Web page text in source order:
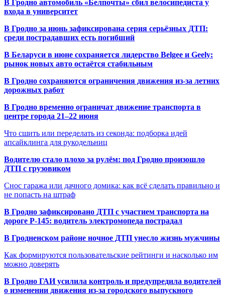
В Гродно автомобиль «Белпочты» сбил велосипедиста у
входа в университет
В Гродно за июнь зафиксирована серия серьёзных ДТП:
среди пострадавших есть погибший
В Беларуси в июне сохраняется лидерство Belgee и Geely:
рынок новых авто остаётся стабильным
В Гродно сохраняются ограничения движения из-за летних
дорожных работ
В Гродно временно ограничат движение транспорта в
центре города 21–22 июня
Что сшить или переделать из секонда: подборка идей
апсайклинга для рукодельниц
Водителю стало плохо за рулём: под Гродно произошло
ДТП с грузовиком
Снос гаража или дачного домика: как всё сделать правильно и
не попасть на штраф
В Гродно зафиксировано ДТП с участием транспорта на
дороге Р-145: водитель электромопеда пострадал
В Гродненском районе ночное ДТП унесло жизнь мужчины
Как формируются пользовательские рейтинги и насколько им
можно доверять
В Гродно ГАИ усилила контроль и предупредила водителей
о изменении движения из-за городского выпускного